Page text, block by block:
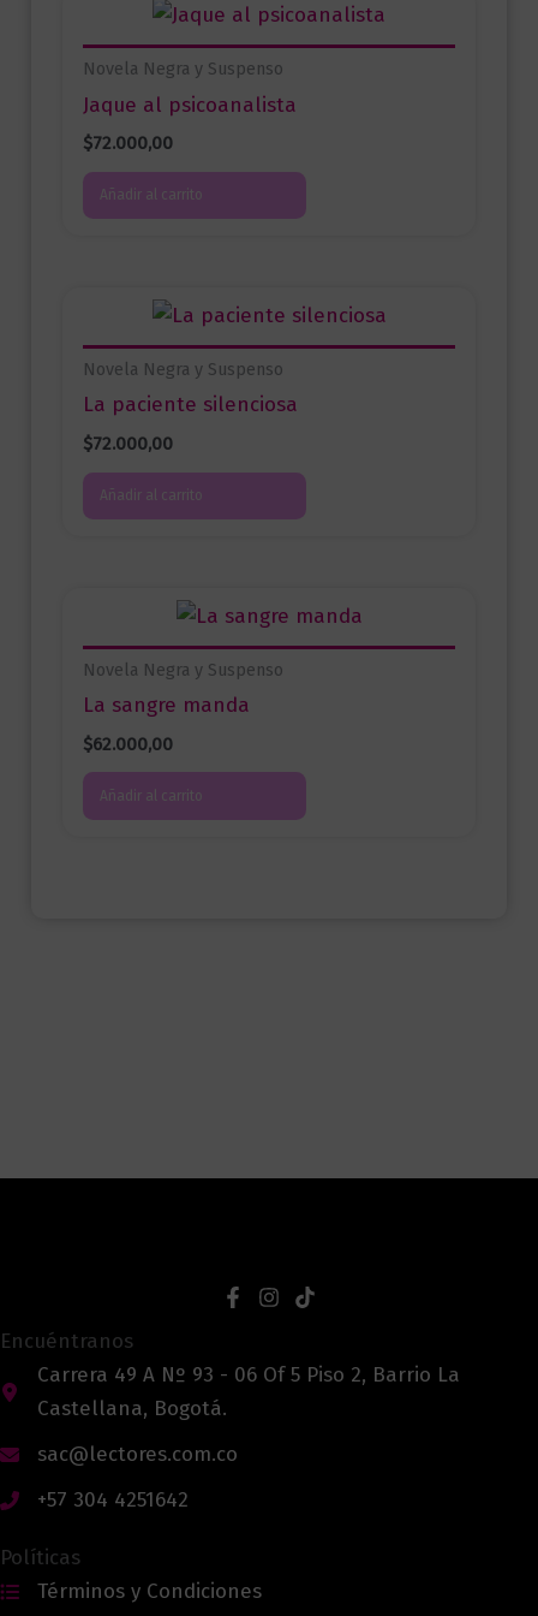
Novela Negra y Suspenso
Jaque al psicoanalista
$72.000,00
Añadir al carrito
Novela Negra y Suspenso
La paciente silenciosa
$72.000,00
Añadir al carrito
Novela Negra y Suspenso
La sangre manda
$62.000,00
Añadir al carrito
Encuéntranos
Carrera 49 A Nº 93 - 06 Of 5 Piso 2, Barrio La
Castellana, Bogotá.
sac@lectores.com.co
+57 304 4251642
Políticas
Términos y Condiciones